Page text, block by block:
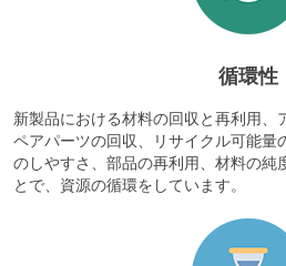
循環性
新製品における材料の回収と再利用、
ペアパーツの回収、リサイクル可能量
のしやすさ、部品の再利用、材料の純
とで、資源の循環をしています。